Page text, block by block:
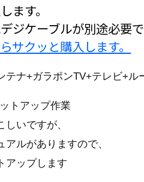
ます。
ジケーブルが別途必要で
クッと購入します。
ナ+ガラポンTV+テレビ+ル
トアップ作業
いですが、
アルがありますので、
アップします